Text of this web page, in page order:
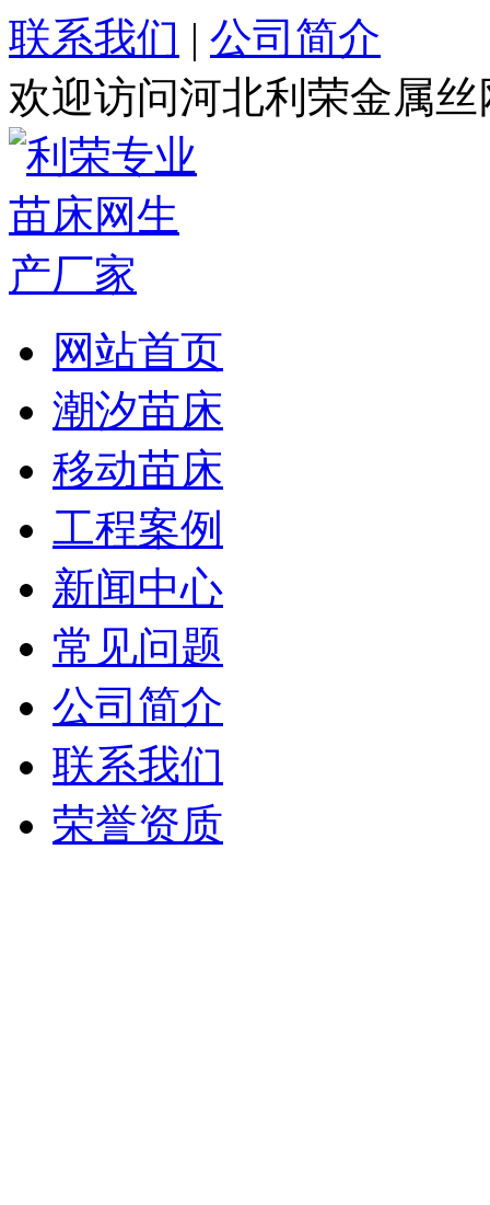
联系我们 | 公司简介
欢迎访问河北利荣金属
网站首页
潮汐苗床
移动苗床
工程案例
新闻中心
常见问题
公司简介
联系我们
荣誉资质